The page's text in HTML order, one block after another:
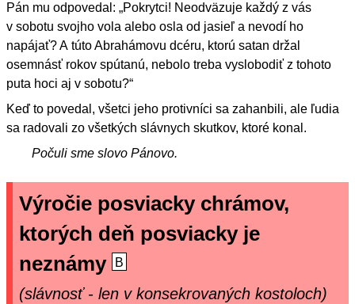
Pán mu odpovedal: „Pokrytci! Neodväzuje každý z vás
v sobotu svojho vola alebo osla od jasieľ a nevodí ho
napájať? A túto Abrahámovu dcéru, ktorú satan držal
osemnásť rokov spútanú, nebolo treba vyslobodiť z tohoto
puta hoci aj v sobotu?“
Keď to povedal, všetci jeho protivníci sa zahanbili, ale ľudia
sa radovali zo všetkých slávnych skutkov, ktoré konal.
Počuli sme slovo Pánovo.
Výročie posviacky chrámov,
ktorých deň posviacky je
neznámy
B
(slávnosť - len v konsekrovaných kostoloch)